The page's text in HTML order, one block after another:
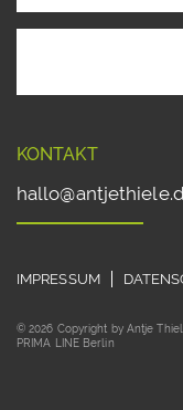
KONTAKT
IMPRESSUM
© 2026 Copyright by Antje
PRIMA LINE Berlin